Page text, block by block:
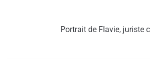
Portrait de Flavie, juriste